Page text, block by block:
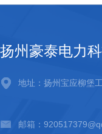
扬州豪泰电力
地址：扬州宝应柳堡
邮箱：